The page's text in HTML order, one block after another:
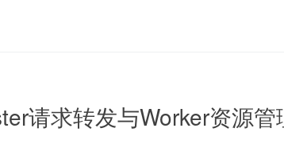
请求转发与Worker资源管